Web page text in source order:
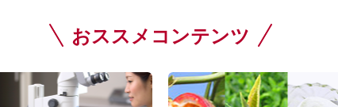
おススメコンテンツ